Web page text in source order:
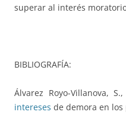
superar al interés
BIBLIOGRAFÍA:
Álvarez Royo-Villanova,
intereses de demora en